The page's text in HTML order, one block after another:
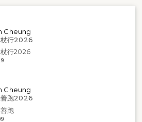
Cheung
杖行2026
行2026
Cheung
善跑2026
跑